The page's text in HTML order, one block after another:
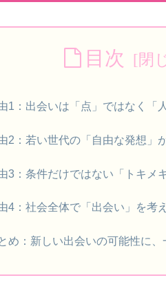
目次
1：出会いは「点」ではなく「
2：若い世代の「自由な発想」
3：条件だけではない「トキメ
4：社会全体で「出会い」を考
め：新しい出会いの可能性に